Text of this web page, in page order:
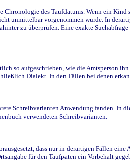
des Taufdatums. Wenn ein
unmittelbar vorgenommen wurde. In
zu überprüfen. Eine exakte
so aufgeschrieben, wie die Amtsperson
Dialekt. In den Fällen bei denen
Schreibvarianten Anwendung fanden. In
verwendeten Schreibvarianten.
dass nur in derartigen Fällen
für den Taufpaten ein Vorbehalt